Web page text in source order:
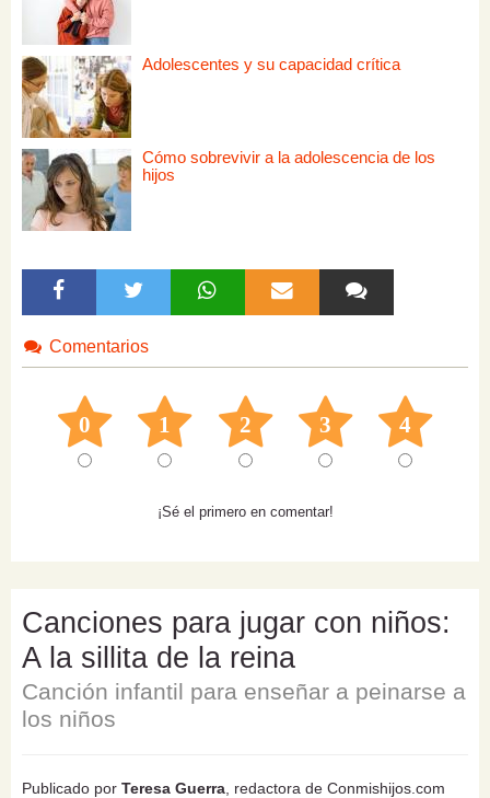
Adolescentes y su capacidad crítica
Cómo sobrevivir a la adolescencia de los
hijos
Comentarios
0 1 2 3 4
¡Sé el primero en comentar!
Canciones para jugar con niños:
A la sillita de la reina
Canción infantil para enseñar a peinarse a
los niños
Publicado por Teresa Guerra, redactora de Conmishijos.com